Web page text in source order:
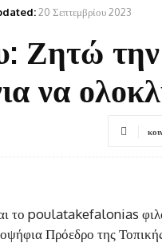
20 Σεπτεμβρίου 2023
Ζητώ
να
το poulatakefalonias
Πρόεδρο της